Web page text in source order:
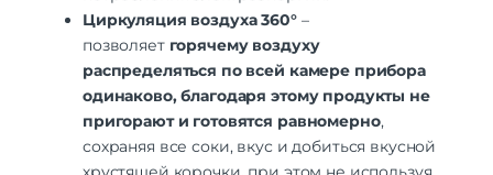
Циркуляция воздуха 360°–
позволяетгорячему воздуху
распределяться по всей камере прибора
одинаково, благодаря этому продукты не
пригорают и готовятся равномерно,
сохраняя все соки, вкус и добиться вкусной